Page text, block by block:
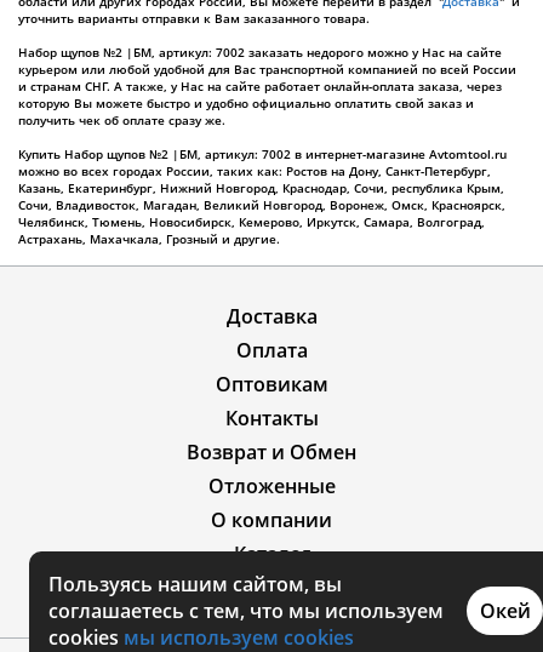
уточнить варианты отправки к Вам заказанного товара.
Набор щупов №2 |БМ, артикул: 7002 заказать недорого можно у Нас на сайте
курьером или любой удобной для Вас транспортной компанией по всей России
и странам СНГ. А также, у Нас на сайте работает онлайн-оплата заказа, через
которую Вы можете быстро и удобно официально оплатить свой заказ и
получить чек об оплате сразу же.
Купить Набор щупов №2 |БМ, артикул: 7002 в интернет-магазине Avtomtool.ru
можно во всех городах России, таких как: Ростов на Дону, Санкт-Петербург,
Казань, Екатеринбург, Нижний Новгород, Краснодар, Сочи, республика Крым,
Сочи, Владивосток, Магадан, Великий Новгород, Воронеж, Омск, Красноярск,
Челябинск, Тюмень, Новосибирск, Кемерово, Иркутск, Самара, Волгоград,
Астрахань, Махачкала, Грозный и другие.
Доставка
Оплата
Оптовикам
Контакты
Возврат и Обмен
Отложенные
О компании
Каталог
Акции
Пользуясь нашим сайтом, вы
соглашаетесь с тем, что мы используем
cookies мы используем cookies
Окей